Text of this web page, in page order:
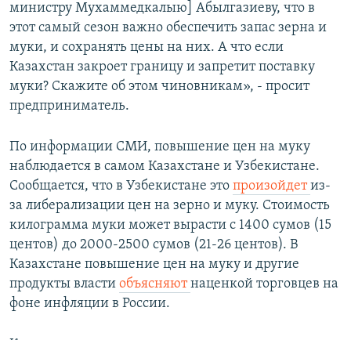
министру Мухаммедкалыю] Абылгазиеву, что в
этот самый сезон важно обеспечить запас зерна и
муки, и сохранять цены на них. А что если
Казахстан закроет границу и запретит поставку
муки? Скажите об этом чиновникам», - просит
предприниматель.
По информации СМИ, повышение цен на муку
наблюдается в самом Казахстане и Узбекистане.
Сообщается, что в Узбекистане это произойдетиз-
за либерализации цен на зерно и муку. Стоимость
килограмма муки может вырасти с 1400 сумов (15
центов) до 2000-2500 сумов (21-26 центов). В
Казахстане повышение цен на муку и другие
продукты власти объясняютнаценкой торговцев на
фоне инфляции в России.